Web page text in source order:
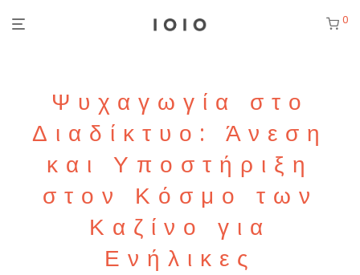
0
Ψυχαγωγία στο
Διαδίκτυο: Άνεση
και Υποστήριξη
στον Κόσμο των
Καζίνο για
Ενήλικες